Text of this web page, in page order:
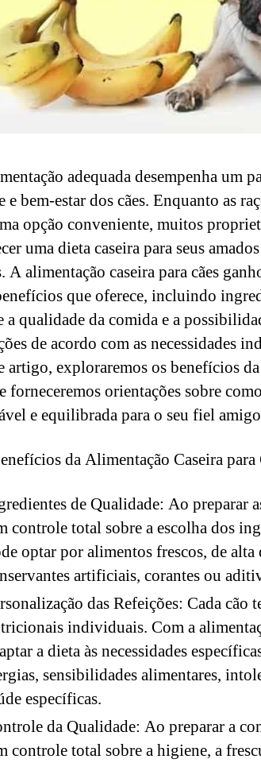
adequada desempenha um
e bem-estar dos cães. Enquanto as
opção conveniente, muitos
uma dieta caseira para seus
A alimentação caseira para cães
que oferece, incluindo
a qualidade da comida e a
de acordo com as necessidades
artigo, exploraremos os benefícios
forneceremos orientações sobre
e equilibrada para o seu fiel
da Alimentação Caseira para
de Qualidade: Ao preparar
controle total sobre a escolha dos
optar por alimentos frescos, de
artificiais, corantes ou
das Refeições: Cada cão
individuais. Com a
a dieta às necessidades
sensibilidades alimentares,
específicas.
da Qualidade: Ao preparar a
controle total sobre a higiene, a